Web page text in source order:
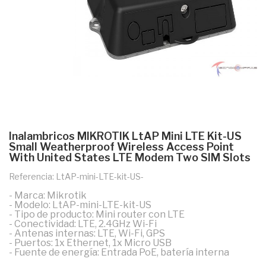
Inalambricos MIKROTIK LtAP Mini LTE Kit-US
Small Weatherproof Wireless Access Point
With United States LTE Modem Two SIM Slots
Referencia: LtAP-mini-LTE-kit-US-
- Marca: Mikrotik
- Modelo: LtAP-mini-LTE-kit-US
- Tipo de producto: Mini router con LTE
- Conectividad: LTE, 2.4GHz Wi-Fi
- Antenas internas: LTE, Wi-Fi, GPS
- Puertos: 1x Ethernet, 1x Micro USB
- Fuente de energía: Entrada PoE, batería interna